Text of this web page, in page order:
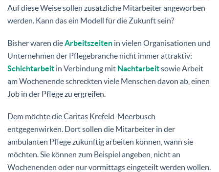
Auf diese Weise sollen zusätzliche Mitarbeiter angeworben
werden. Kann das ein Modell für die Zukunft sein?
Bisher waren dieArbeitszeiten in vielen Organisationen und
Unternehmen der Pflegebranche nicht immer attraktiv:
Schichtarbeit in Verbindung mit Nachtarbeitsowie Arbeit
am Wochenende schreckten viele Menschen davon ab, einen
Job in der Pflege zu ergreifen.
Dem möchte die Caritas Krefeld-Meerbusch
entgegenwirken. Dort sollen die Mitarbeiter in der
ambulanten Pflege zukünftig arbeiten können, wann sie
möchten. Sie können zum Beispiel angeben, nicht an
Wochenenden oder nur vormittags eingeteilt werden wollen.